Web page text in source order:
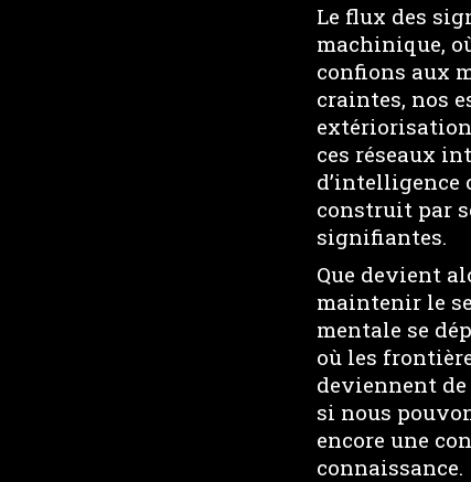
Le flux des
machinique,
confions aux
craintes, nos
ces réseaux
d’intelligence
construit par
signifiantes.
Que devient
maintenir le
mentale se
où les
deviennent de
si nous
encore une
connaissance.